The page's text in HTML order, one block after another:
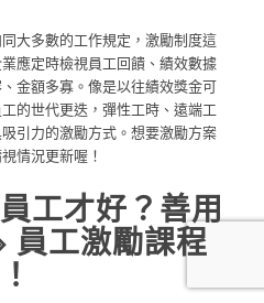
大多數的工作規定，激勵制度這
應定時檢視員工回饋、績效數據
金額多寡。像是以往績效獎金可
的世代更迭，彈性工時、遠端工
引力的激勵方式。想要激勵方案
情況更新喔！
工才好？善用
工激勵課程